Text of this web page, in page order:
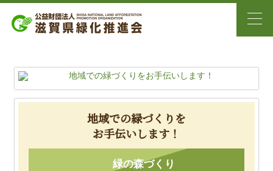
地域での緑づくりを
お手伝いします！
緑の森づくり